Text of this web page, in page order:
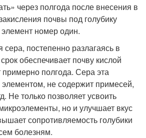
через полгода после внесения в
почвы под голубику
элемент номер один.
сера, постепенно разлагаясь в
обеспечивает почву кислой
примерно полгода. Сера эта
не содержит примесей,
Не только позволяет усвоить
но и улучшает вкус
сопротивляемость голубики
болезням.